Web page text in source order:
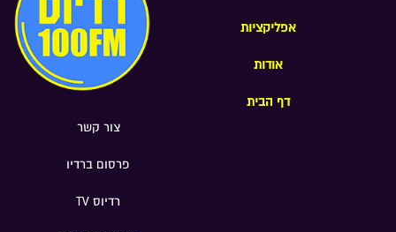
אפליקציות
אודות
דף הבית
צור קשר
פרסום ברדיו
רדיוס TV